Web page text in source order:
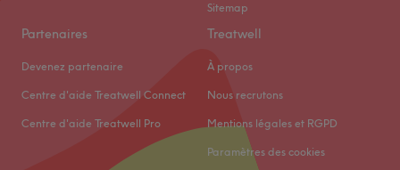
Sitemap
Partenaires
Devenez partenaire
Centre d'aide Treatwell Connect
Centre d'aide Treatwell Pro
Treatwell
À propos
Nous recrutons
Mentions légales et RGPD
Paramètres des cookies